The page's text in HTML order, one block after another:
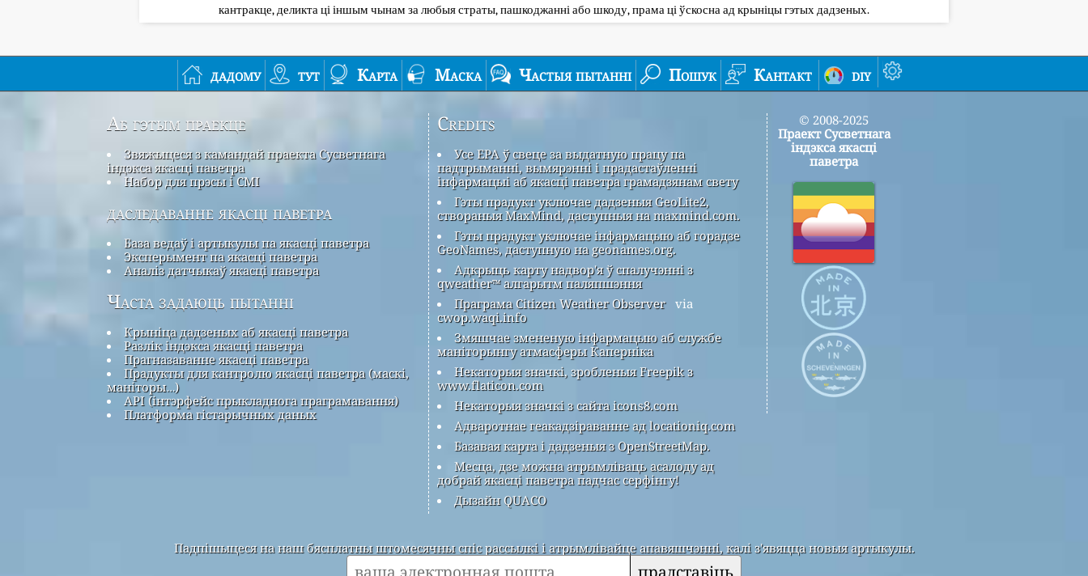
кантракце, деликта ці іншым чынам за любыя страты, пашкоджанні або шкоду, прама ці ўскосна ад крыніцы гэтых дадзеных.
дадому тут Карта Маска Частыя пытанні Пошук Кантакт diy
Аб гэтым праекце
Звяжыцеся з камандай праекта Сусветнага
індэкса якасці паветра
Набор для прэсы і СМІ
даследаванне якасці паветра
База ведаў і артыкулы па якасці паветра
Эксперымент па якасці паветра
Аналіз датчыкаў якасці паветра
Часта задаюць пытанні
Крыніца дадзеных аб якасці паветра
Разлік індэкса якасці паветра
Прагназаванне якасці паветра
Прадукты для кантролю якасці паветра (маскі,
маніторы…)
API (інтэрфейс прыкладнога праграмавання)
Платформа гістарычных даных
Credits
Усе EPA ў свеце за выдатную працу па
падтрыманні, вымярэнні і прадастаўленні
інфармацыі аб якасці паветра грамадзянам свету
Гэты прадукт уключае дадзеныя GeoLite2,
створаныя MaxMind, даступныя на maxmind.com.
Гэты прадукт уключае інфармацыю аб горадзе
GeoNames, даступную на geonames.org.
Адкрыць карту надвор'я ў спалучэнні з
qweather™ алгарытм паляпшэння
Праграма Citizen Weather Observer via
cwop.waqi.info
Змяшчае змененую інфармацыю аб службе
маніторынгу атмасферы Каперніка
Некаторыя значкі, зробленыя Freepik з
www.flaticon.com
Некаторыя значкі з сайта icons8.com
Адваротнае геакадзіраванне ад locationiq.com
Базавая карта і дадзеныя з OpenStreetMap.
Месца, дзе можна атрымліваць асалоду ад
добрай якасці паветра падчас серфінгу!
Дызайн QUACO
© 2008-2025
Праект Сусветнага
індэкса якасці
паветра
Падпішыцеся на наш бясплатны штомесячны спіс рассылкі і атрымлівайце апавяшчэнні, калі з'явяцца новыя артыкулы.
прадставіць